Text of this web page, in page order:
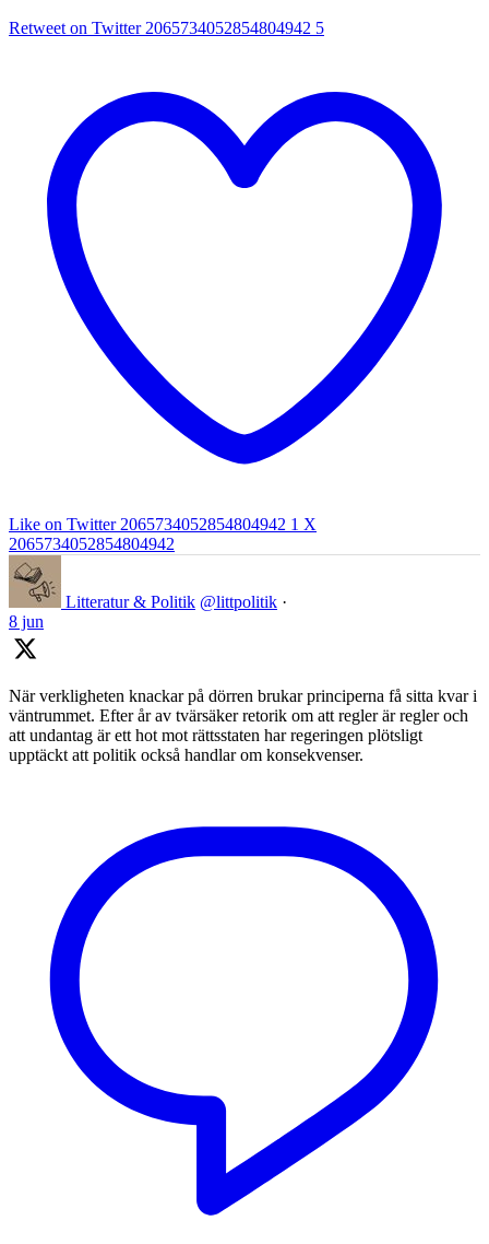
Retweet on Twitter 2065734052854804942 5
Like on Twitter 2065734052854804942 1 X
2065734052854804942
Litteratur & Politik @littpolitik ·
8 jun
När verkligheten knackar på dörren brukar principerna få sitta kvar i
väntrummet. Efter år av tvärsäker retorik om att regler är regler och
att undantag är ett hot mot rättsstaten har regeringen plötsligt
upptäckt att politik också handlar om konsekvenser.